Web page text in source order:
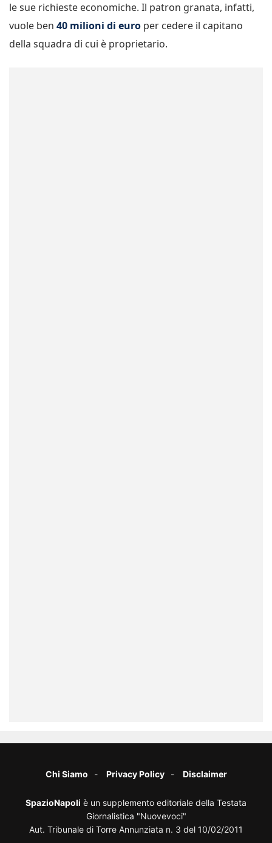
le sue richieste economiche. Il patron granata, infatti,
vuole ben 40 milioni di euro per cedere il capitano
della squadra di cui è proprietario.
Chi Siamo Privacy Policy Disclaimer
SpazioNapoli è un supplemento editoriale della Testata
Giornalistica "Nuovevoci"
Aut. Tribunale di Torre Annunziata n. 3 del 10/02/2011